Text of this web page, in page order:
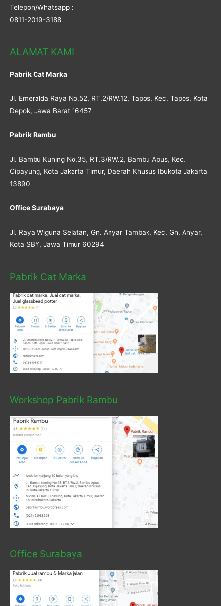
Telepon/Whatsapp :
0811-2019-3188
ALAMAT KAMI
Pabrik Cat Marka
Jl. Emeralda Raya No.52, RT.2/RW.12, Tapos, Kec. Tapos, Kota
Depok, Jawa Barat 16457
Pabrik Rambu
Jl. Bambu Kuning No.35, RT.3/RW.2, Bambu Apus, Kec.
Cipayung, Kota Jakarta Timur, Daerah Khusus Ibukota Jakarta
13890
Office Surabaya
Jl. Raya Wiguna Selatan, Gn. Anyar Tambak, Kec. Gn. Anyar,
Kota SBY, Jawa Timur 60294
Pabrik Cat Marka
Workshop Pabrik Rambu
Office Surabaya